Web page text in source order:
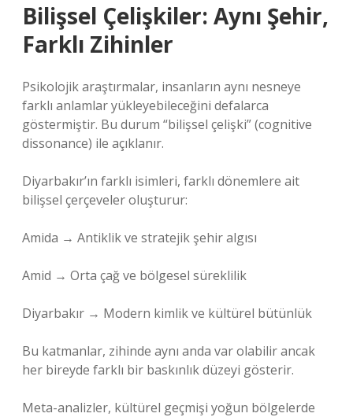
Bilişsel Çelişkiler: Aynı Şehir,
Farklı Zihinler
Psikolojik araştırmalar, insanların aynı nesneye
farklı anlamlar yükleyebileceğini defalarca
göstermiştir. Bu durum “bilişsel çelişki” (cognitive
dissonance) ile açıklanır.
Diyarbakır’ın farklı isimleri, farklı dönemlere ait
bilişsel çerçeveler oluşturur:
Amida → Antiklik ve stratejik şehir algısı
Amid → Orta çağ ve bölgesel süreklilik
Diyarbakır → Modern kimlik ve kültürel bütünlük
Bu katmanlar, zihinde aynı anda var olabilir ancak
her bireyde farklı bir baskınlık düzeyi gösterir.
Meta-analizler, kültürel geçmişi yoğun bölgelerde